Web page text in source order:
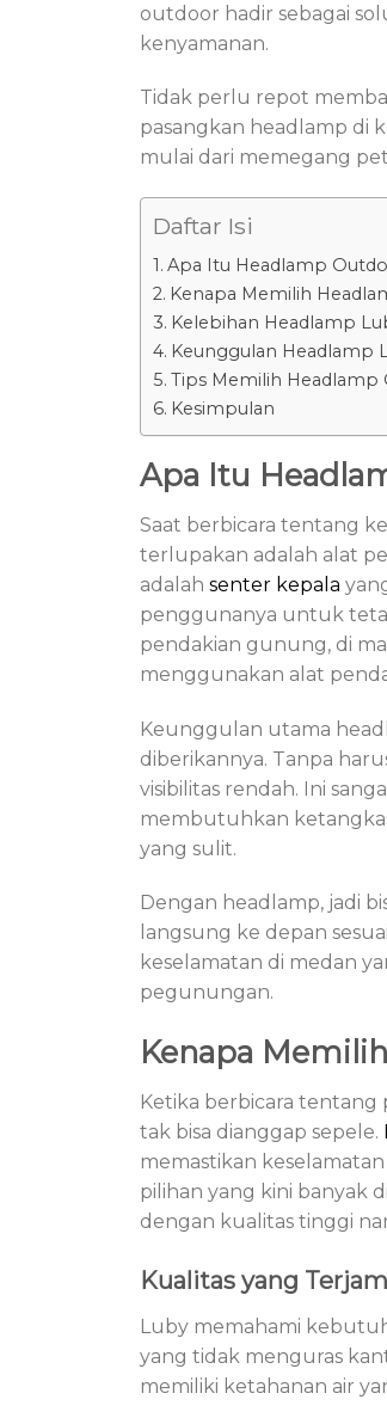
outdoor hadir sebagai
kenyamanan.
Tidak perlu repot
pasangkan headlamp di
mulai dari memegang
Daftar Isi
Apa Itu Headlamp
Kenapa Memilih
Kelebihan Headlamp
Keunggulan Headlamp
Tips Memilih Headlamp
Kesimpulan
Apa Itu
Saat berbicara tentang
terlupakan adalah alat
adalah senter kepala
penggunanya untuk
pendakian gunung, di
menggunakan alat
Keunggulan utama
diberikannya. Tanpa
visibilitas rendah. Ini
membutuhkan
yang sulit.
Dengan headlamp, jadi
langsung ke depan
keselamatan di medan
pegunungan.
Kenapa
Ketika berbicara tentang
tak bisa dianggap sepele.
memastikan
pilihan yang kini banyak
dengan kualitas tinggi
Kualitas yang
Luby memahami
yang tidak menguras
memiliki ketahanan air